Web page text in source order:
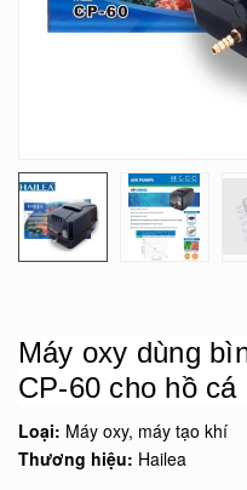
Máy oxy dùng
CP-60 cho hồ cá
Loại: Máy oxy, máy tạo khí
Thương hiệu: Hailea